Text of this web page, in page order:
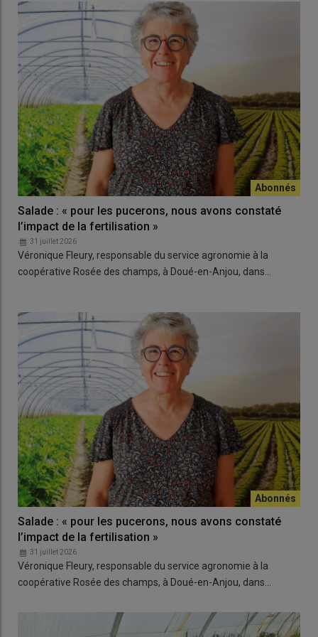
Salade : « pour les pucerons, nous avons constaté
l’impact de la fertilisation »
31 juillet 2026
Véronique Fleury, responsable du service agronomie à la
coopérative Rosée des champs, à Doué-en-Anjou, dans…
Salade : « pour les pucerons, nous avons constaté
l’impact de la fertilisation »
31 juillet 2026
Véronique Fleury, responsable du service agronomie à la
coopérative Rosée des champs, à Doué-en-Anjou, dans…